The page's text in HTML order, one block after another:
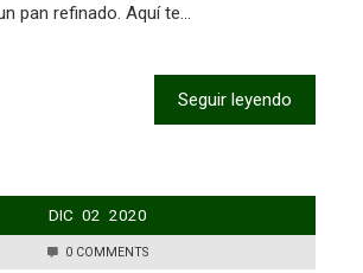
pan refinado. Aquí te…
Seguir leyendo
DIC 02 2020
0 COMMENTS